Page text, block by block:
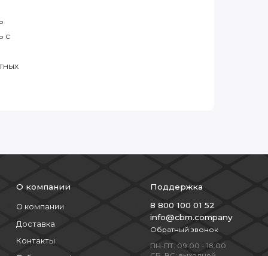
с
О компании
О компании
Доставка
Контакты
Поддержка
8 800 100 01 52
info@cbm.company
Обратный звонок
ПН-ПТ: 09:00 - 18:00